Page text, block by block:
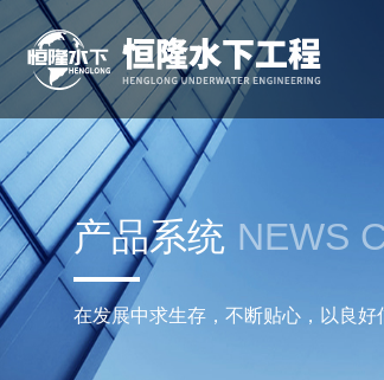
产品系统 NEWS
在发展中求生存，不断贴心，以良